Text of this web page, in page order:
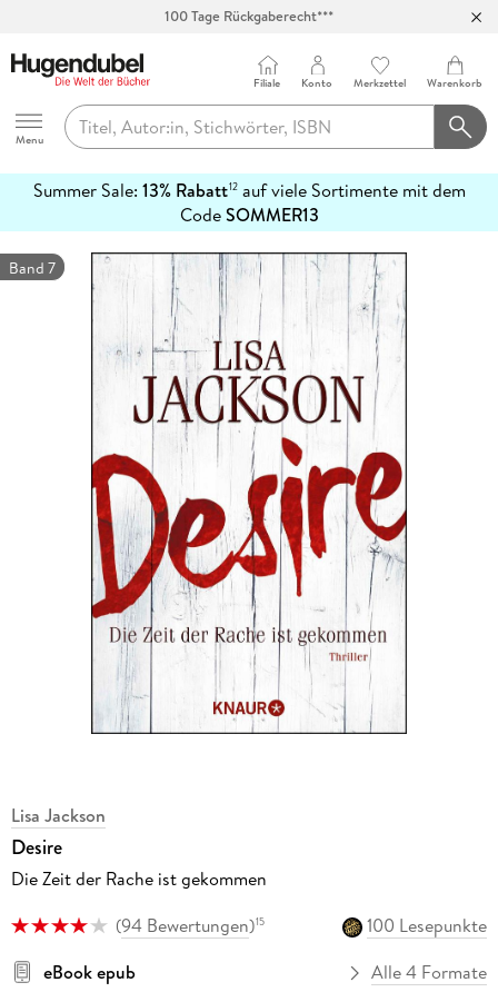
Hugendubel
Menu
Filiale Konto Merkzettel Warenkorb
Summer Sale: 13% Rabatt12auf viele Sortimente mit dem
CodeSOMMER13
erfahren
Band 7
Lisa Jackson
Desire
Die Zeit der Rache ist gekommen
(94 Bewertungen)15
100 Lesepunkte
eBook epub
Alle 4 Formate